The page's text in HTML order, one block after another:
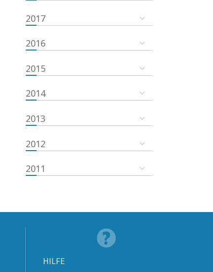
2017
2016
2015
2014
2013
2012
2011
HILFE